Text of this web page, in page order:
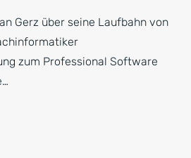
Gerz über seine Laufbahn von
zum Professional Software